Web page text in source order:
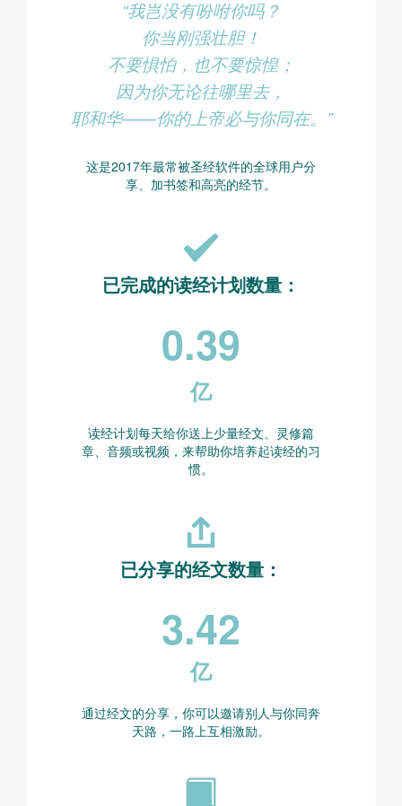
“我岂没有吩咐你吗？
你当刚强壮胆！
不要惧怕，也不要惊惶；
因为你无论往哪里去，
耶和华——你的上帝必与你同在。”
这是2017年最常被圣经软件的全球用户分
享、加书签和高亮的经节。
已完成的读经计划数量：
0.39
亿
读经计划每天给你送上少量经文、灵修篇
章、音频或视频，来帮助你培养起读经的习
惯。
已分享的经文数量：
3.42
亿
通过经文的分享，你可以邀请别人与你同奔
天路，一路上互相激励。